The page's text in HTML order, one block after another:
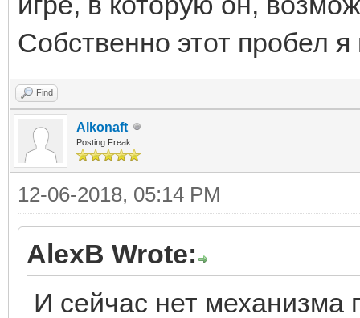
Собственно этот пробел
Find
Alkonaft
Posting Freak
12-06-2018, 05:14 PM
AlexB Wrote:
И сейчас нет механизма